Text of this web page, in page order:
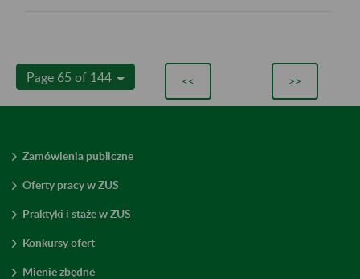
Page 65 of 144 << >>
Zamówienia publiczne
Oferty pracy w ZUS
Praktyki i staże w ZUS
Konkursy ofert
Mienie zbędne